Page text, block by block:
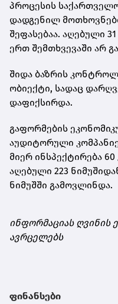
პროცესის
დადგენილ
შეფასებაა. აღებული
ერთ შემთხვევაში არ
შიდა ბაზრის
ობიექტი, სადაც
დაფიქსირდა.
გაფორმების
აუდიტორული
მიერ ინსპექტირება
აღებული 223
ნიმუშში გამოვლინდა.
ინფორმაციას ღვინის
ავრცელებს
ფინანსები